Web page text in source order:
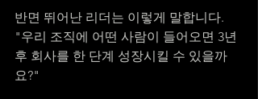
반면 뛰어난 리더는 이렇게 말합니다.
"우리 조직에 어떤 사람이 들어오면 3년
후 회사를 한 단계 성장시킬 수 있을까
요?"